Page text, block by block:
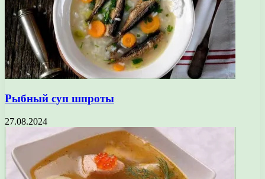
Рыбный суп шпроты
27.08.2024